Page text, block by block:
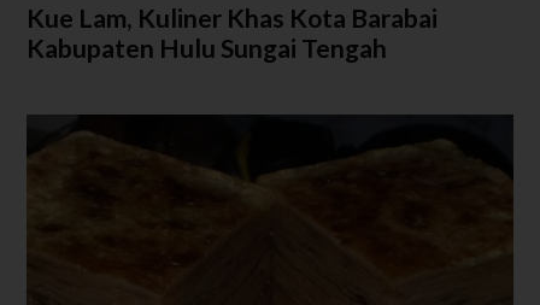
Kue Lam, Kuliner Khas Kota Barabai
Kabupaten Hulu Sungai Tengah